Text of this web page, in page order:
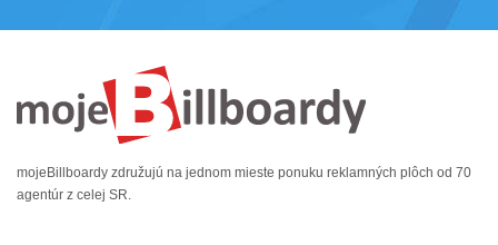
mojeBillboardy združujú na jednom mieste ponuku reklamných plôch od 70
agentúr z celej SR.